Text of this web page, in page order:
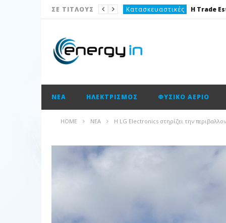
ΣΕ ΤΙΤΛΟΥΣ Κατασκευαστικές
Καταναλωτής
Ενεργειακές επισημάνσεις
ΝΈΑ ΗΛΕΚΤΡΙΣΜΌΣ ΦΥΣΙΚΌ ΑΈΡΙΟ
HOME ΝΈΑ Η LG Electronics στηρίζει την